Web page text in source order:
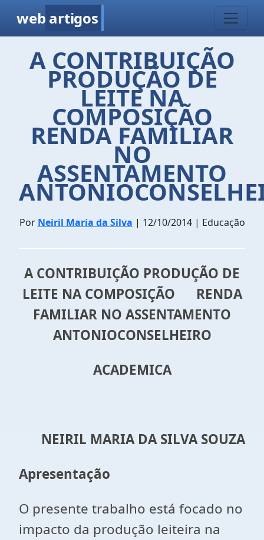
web artigos
A CONTRIBUIÇÃO
PRODUÇÃO DE
LEITE NA
COMPOSIÇÃO
RENDA FAMILIAR
NO
ASSENTAMENTO
Por Neiril Maria da Silva | 12/10/2014 | Educação
A CONTRIBUIÇÃO PRODUÇÃO DE
LEITE NA COMPOSIÇÃO RENDA
FAMILIAR NO ASSENTAMENTO
ANTONIOCONSELHEIRO
ACADEMICA
NEIRIL MARIA DA SILVA SOUZA
Apresentação
O presente trabalho está focado no
impacto da produção leiteira na